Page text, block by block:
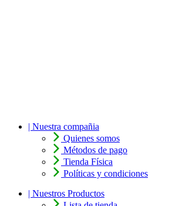
| Nuestra compañia
Quienes somos
Métodos de pago
Tienda Física
Políticas y condiciones
| Nuestros Productos